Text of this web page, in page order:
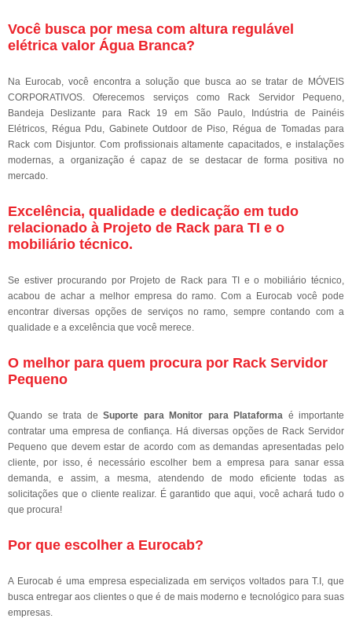
Você busca por mesa com altura regulável
elétrica valor Água Branca?
Na Eurocab, você encontra a solução que busca ao se tratar de MÓVEIS
CORPORATIVOS. Oferecemos serviços como Rack Servidor Pequeno,
Bandeja Deslizante para Rack 19 em São Paulo, Indústria de Painéis
Elétricos, Régua Pdu, Gabinete Outdoor de Piso, Régua de Tomadas para
Rack com Disjuntor. Com profissionais altamente capacitados, e instalações
modernas, a organização é capaz de se destacar de forma positiva no
mercado.
Excelência, qualidade e dedicação em tudo
relacionado à Projeto de Rack para TI e o
mobiliário técnico.
Se estiver procurando por Projeto de Rack para TI e o mobiliário técnico,
acabou de achar a melhor empresa do ramo. Com a Eurocab você pode
encontrar diversas opções de serviços no ramo, sempre contando com a
qualidade e a excelência que você merece.
O melhor para quem procura por Rack Servidor
Pequeno
Quando se trata de Suporte para Monitor para Plataforma é importante
contratar uma empresa de confiança. Há diversas opções de Rack Servidor
Pequeno que devem estar de acordo com as demandas apresentadas pelo
cliente, por isso, é necessário escolher bem a empresa para sanar essa
demanda, e assim, a mesma, atendendo de modo eficiente todas as
solicitações que o cliente realizar. É garantido que aqui, você achará tudo o
que procura!
Por que escolher a Eurocab?
A Eurocab é uma empresa especializada em serviços voltados para T.I, que
busca entregar aos clientes o que é de mais moderno e tecnológico para suas
empresas.